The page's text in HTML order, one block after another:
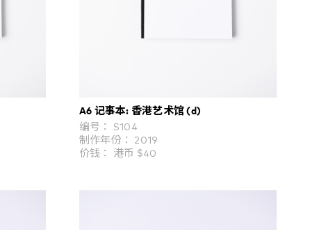
A6 记事本: 香港艺术馆 (d)
编号： S104
制作年份： 2019
价钱： 港币 $40